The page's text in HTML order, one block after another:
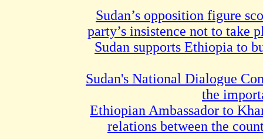
Sudan’s opposition figure
party’s insistence not to take
Sudan supports Ethiopia to
Sudan's National Dialogue
the
Ethiopian Ambassador to
relations between the